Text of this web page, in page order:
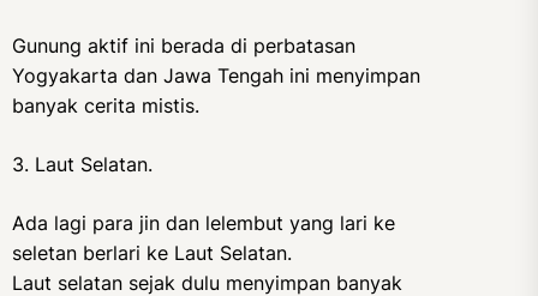
Gunung aktif ini berada di perbatasan
Yogyakarta dan Jawa Tengah ini menyimpan
banyak cerita mistis.
3. Laut Selatan.
Ada lagi para jin dan lelembut yang lari ke
seletan berlari ke Laut Selatan.
Laut selatan sejak dulu menyimpan banyak